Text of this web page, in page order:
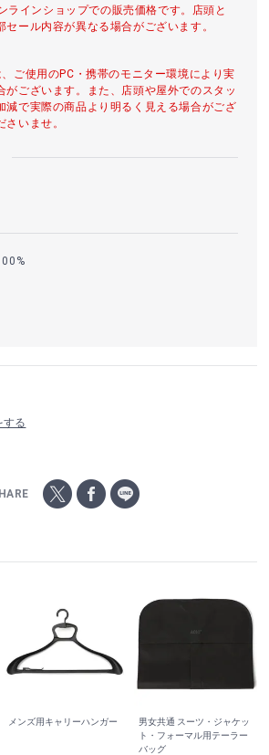
ラインショップでの販売価格です。店頭と
セール内容が異なる場合がございます。
ご使用のPC・携帯のモニター環境により実
がございます。また、店頭や屋外でのスタッ
減で実際の商品より明るく見える場合がござ
いませ。
する
メンズ用キャリーハンガー
男女共通 スーツ・ジャケッ
ト・フォーマル用テーラー
バッグ